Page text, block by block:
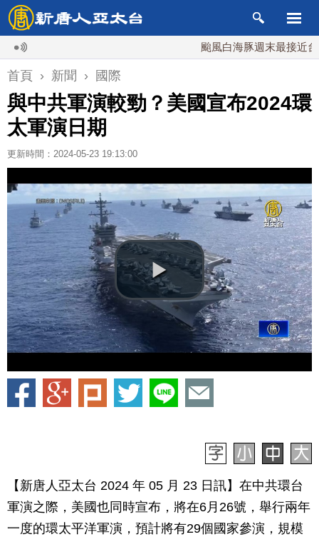
颱風白海豚週末最接近台灣
首頁 › 新聞 › 國際
與中共軍演較勁？美國宣布2024環
太軍演日期
更新時間：2024-05-23 19:13:00
【新唐人亞太台 2024 年 05 月 23 日訊】在中共環台
軍演之際，美國也同時宣布，將在6月26號，舉行兩年
一度的環太平洋軍演，預計將有29個國家參演，規模